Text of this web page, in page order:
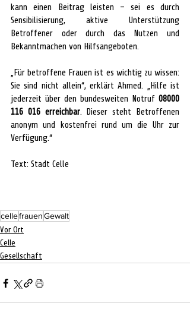
kann einen Beitrag leisten – sei es durch
Sensibilisierung, aktive Unterstützung
Betroffener oder durch das Nutzen und
Bekanntmachen von Hilfsangeboten.
„Für betroffene Frauen ist es wichtig zu wissen:
Sie sind nicht allein“, erklärt Ahmed. „Hilfe ist
jederzeit über den bundesweiten Notruf 08000
116 016 erreichbar. Dieser steht Betroffenen
anonym und kostenfrei rund um die Uhr zur
Verfügung.“
Text: Stadt Celle
cellefrauenGewalt
Vor Ort
Celle
Gesellschaft